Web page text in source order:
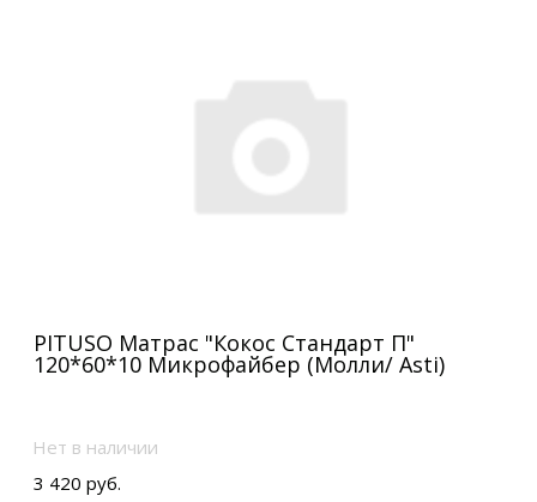
PITUSO Матрас "Кокос Стандарт П"
120*60*10 Микрофайбер (Молли/ Asti)
Нет в наличии
3 420 руб.